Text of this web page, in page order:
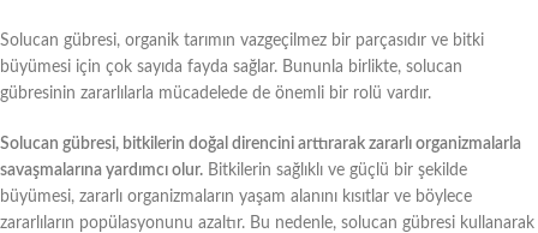
Solucan gübresi, organik tarımın vazgeçilmez bir parçasıdır ve bitki
büyümesi için çok sayıda fayda sağlar. Bununla birlikte, solucan
gübresinin zararlılarla mücadelede de önemli bir rolü vardır.
Solucan gübresi, bitkilerin doğal direncini arttırarak zararlı organizmalarla
savaşmalarına yardımcı olur. Bitkilerin sağlıklı ve güçlü bir şekilde
büyümesi, zararlı organizmaların yaşam alanını kısıtlar ve böylece
zararlıların popülasyonunu azaltır. Bu nedenle, solucan gübresi kullanarak